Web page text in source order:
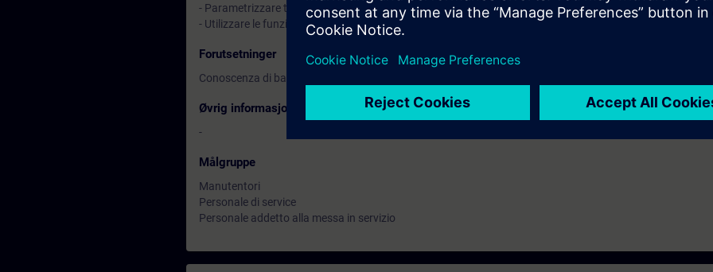
- Parametrizzare tramite SINAMICS Startdrive un azionamento SINAMICS S120 ed effettuarne la messa
- Utilizzare le funzionalità di diagnostica integrate
Forutsetninger
Conoscenza di base delle tecnologie di azionamento.
Øvrig informasjon
-
Målgruppe
Manutentori
Personale di service
Personale addetto alla messa in servizio